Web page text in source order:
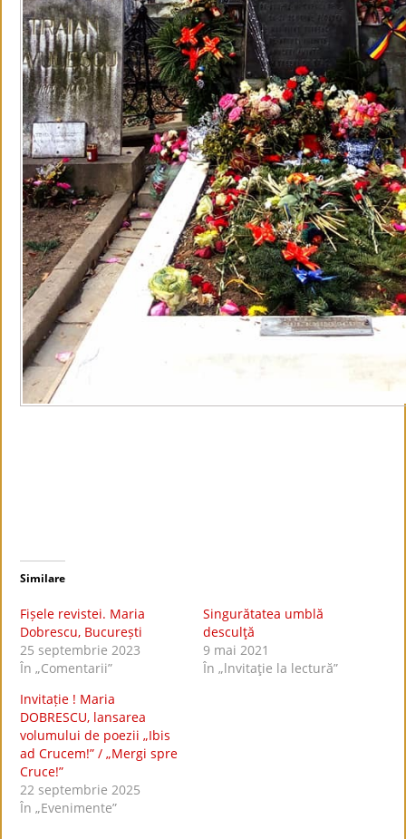
Similare
Fișele revistei. Maria
Dobrescu, București
25 septembrie 2023
În „Comentarii”
Singurătatea umblă
desculţă
9 mai 2021
În „lnvitaţie la lectură”
Invitație ! Maria
DOBRESCU, lansarea
volumului de poezii „Ibis
ad Crucem!” / „Mergi spre
Cruce!”
22 septembrie 2025
În „Evenimente”